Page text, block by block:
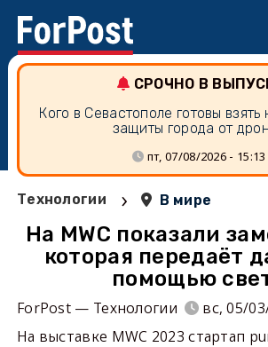
СРОЧНО В
Кого в Севастополе готовы взять
защиты города от
пт, 07/08/2026 - 15:13
Технологии › В мире
На MWC показали
которая передаёт
помощью
ForPost — Технологии
вс, 05/
На выставке MWC 2023 стартап